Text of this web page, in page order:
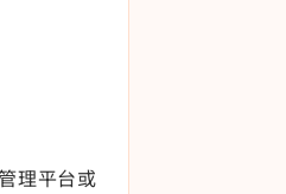
理平台或